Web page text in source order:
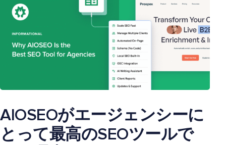
AIOSEOがエージェンシーに
とって最高のSEOツールで